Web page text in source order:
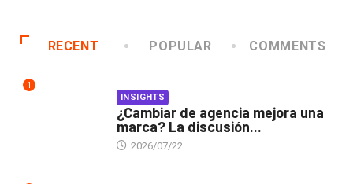
RECENT POPULAR COMMENTS
1
INSIGHTS
¿Cambiar de agencia mejora una
marca? La discusión...
2026/07/22